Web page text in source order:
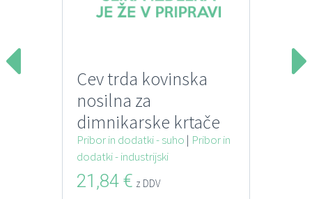
Cev trda kovinska
nosilna za
dimnikarske krtače
SOTECO
Pribor in dodatki - suho | Pribor in
dodatki - industrijski
21,84 € z DDV